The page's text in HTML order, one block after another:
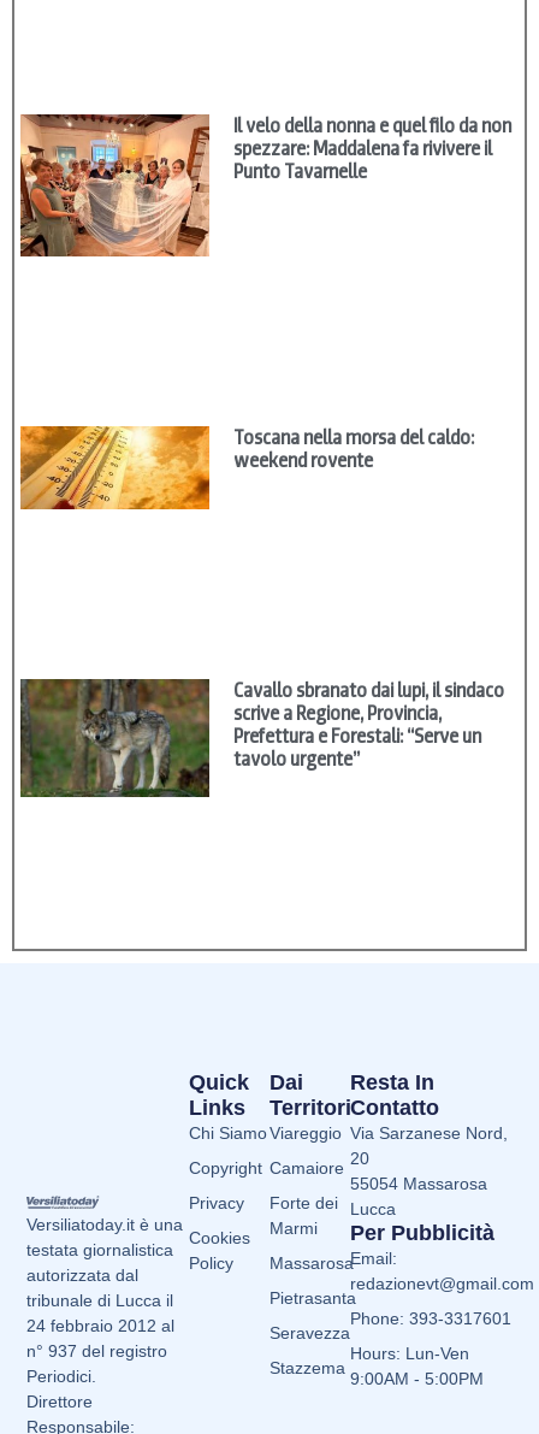
Il velo della nonna e quel filo da non
spezzare: Maddalena fa rivivere il
Punto Tavarnelle
Toscana nella morsa del caldo:
weekend rovente
Cavallo sbranato dai lupi, il sindaco
scrive a Regione, Provincia,
Prefettura e Forestali: “Serve un
tavolo urgente”
Versiliatoday.it è una
testata giornalistica
autorizzata dal
tribunale di Lucca il
24 febbraio 2012 al
n° 937 del registro
Periodici.
Direttore
Responsabile:
Dai
Territori
Viareggio
Camaiore
Forte dei
Marmi
Massarosa
Pietrasanta
Seravezza
Stazzema
Quick
Links
Chi Siamo
Copyright
Privacy
Cookies
Policy
Resta In
Contatto
Via Sarzanese Nord,
20
55054 Massarosa
Lucca
Per Pubblicità
Email:
redazionevt@gmail.com
Phone: 393-3317601
Hours: Lun-Ven
9:00AM - 5:00PM